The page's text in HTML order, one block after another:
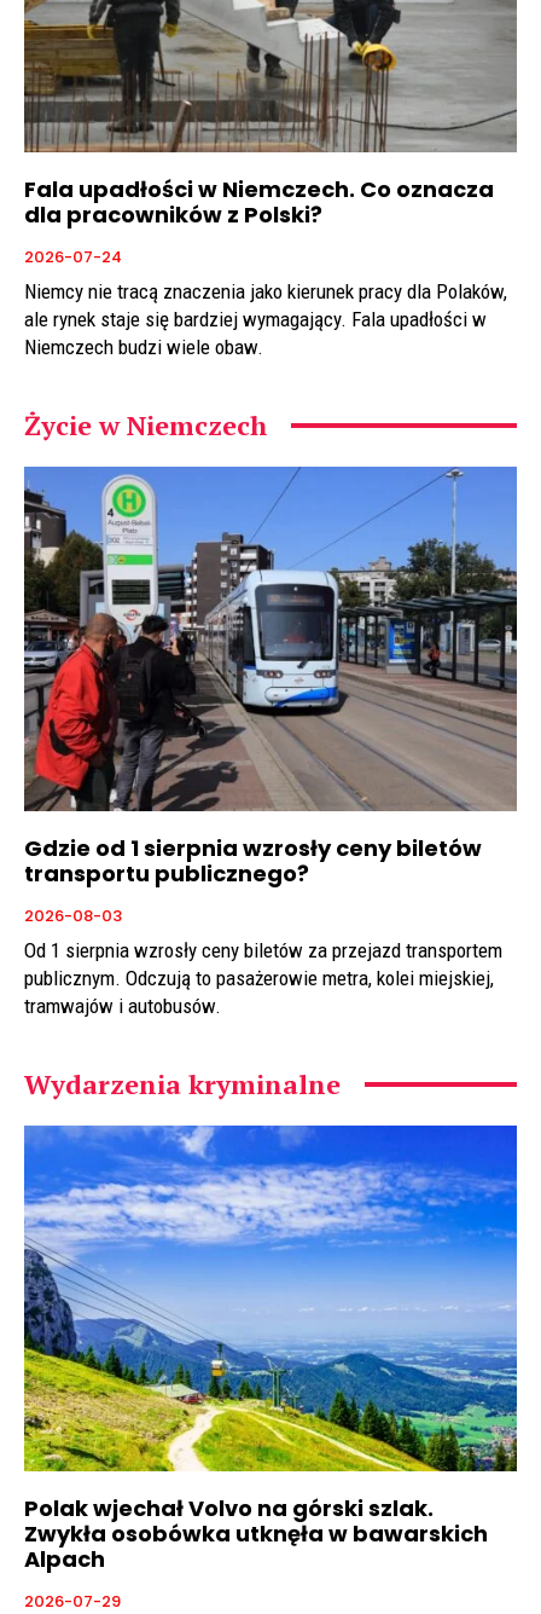
Fala upadłości w Niemczech. Co oznacza
dla pracowników z Polski?
2026-07-24
Niemcy nie tracą znaczenia jako kierunek pracy dla Polaków,
ale rynek staje się bardziej wymagający. Fala upadłości w
Niemczech budzi wiele obaw.
Życie w Niemczech
Gdzie od 1 sierpnia wzrosły ceny biletów
transportu publicznego?
2026-08-03
Od 1 sierpnia wzrosły ceny biletów za przejazd transportem
publicznym. Odczują to pasażerowie metra, kolei miejskiej,
tramwajów i autobusów.
Wydarzenia kryminalne
Polak wjechał Volvo na górski szlak.
Zwykła osobówka utknęła w bawarskich
Alpach
2026-07-29